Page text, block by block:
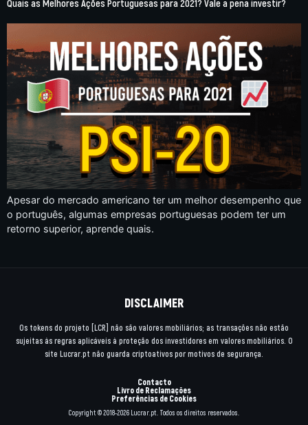
Quais as Melhores Ações Portuguesas para 2021? Vale a pena investir?
Apesar do mercado americano ter um melhor desempenho que
o português, algumas empresas portuguesas podem ter um
retorno superior, aprende quais.
DISCLAIMER
Os tokens do projeto [LCR] não são valores mobiliários; as transações não estão
sujeitas às regras aplicáveis à proteção dos investidores em valores mobiliários. O
site Lucrar.pt não guarda criptoativos por motivos de segurança.
Contacto
Livro de Reclamações
Preferências de Cookies
Copyright © 2018-2026 Lucrar.pt. Todos os direitos reservados.